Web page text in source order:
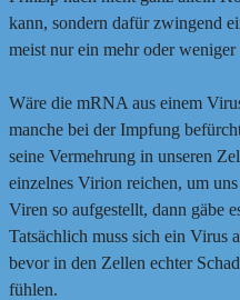
kann, sondern dafür zwingend
meist nur ein mehr oder
Wäre die mRNA aus einem
manche bei der Impfung
seine Vermehrung in unseren
einzelnes Virion reichen, um
Viren so aufgestellt, dann gäbe
Tatsächlich muss sich ein Virus
bevor in den Zellen echter
fühlen.